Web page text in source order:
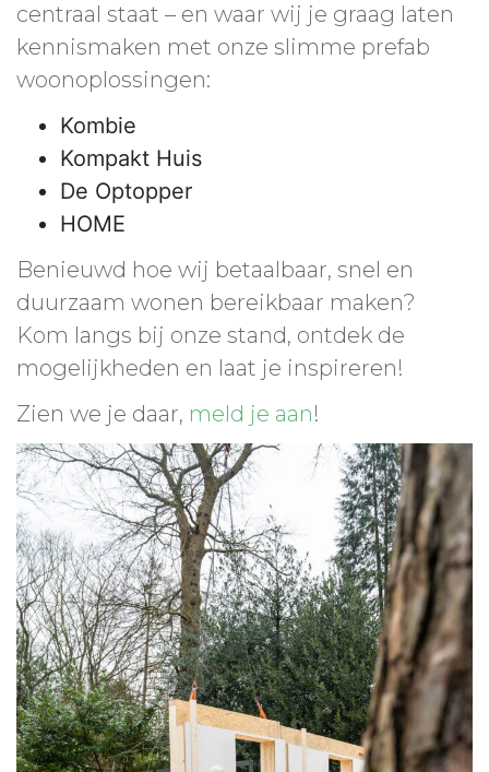
centraal staat – en waar wij je graag laten
kennismaken met onze slimme prefab
woonoplossingen:
Kombie
Kompakt Huis
De Optopper
HOME
Benieuwd hoe wij betaalbaar, snel en
duurzaam wonen bereikbaar maken?
Kom langs bij onze stand, ontdek de
mogelijkheden en laat je inspireren!
Zien we je daar, meld je aan!